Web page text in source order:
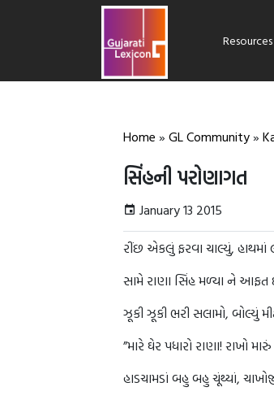
Resources
Home » GL Community»
સિંહની પરોણાગત
January 13 2015
રીંછ એકલું ફરવા ચાલ્યું, હાથમાં
સામે રાણા સિંહ મળ્યા ને આફત
ઝૂકી ઝૂકી ભરી સલામો, બોલ્યું
”મારે ઘેર પધારો રાણા! રાખો
હાડચામડાં બહુ બહુ ચૂંથ્યાં,